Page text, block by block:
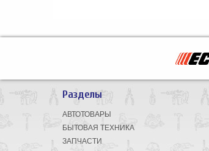
Разделы
АВТОТОВАРЫ
БЫТОВАЯ ТЕХНИКА
ЗАПЧАСТИ